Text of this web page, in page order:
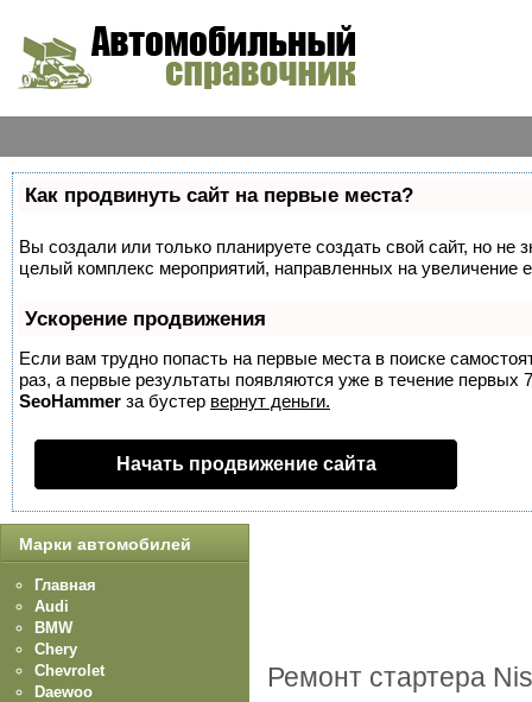
Как продвинуть сайт на первые места?
Вы создали или только планируете создать свой сайт, но не
целый комплекс мероприятий, направленных на увеличение
Ускорение продвижения
Если вам трудно попасть на первые места в поиске
раз, а первые результаты появляются уже в течение первых
SeoHammer за бустер вернут деньги.
Начать продвижение сайта
Ремонт стартера
Марки автомобилей
Главная
Audi
BMW
Chery
Chevrolet
Daewoo